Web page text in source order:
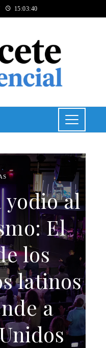
15:03:41
yodio al
El
los
latinos
a